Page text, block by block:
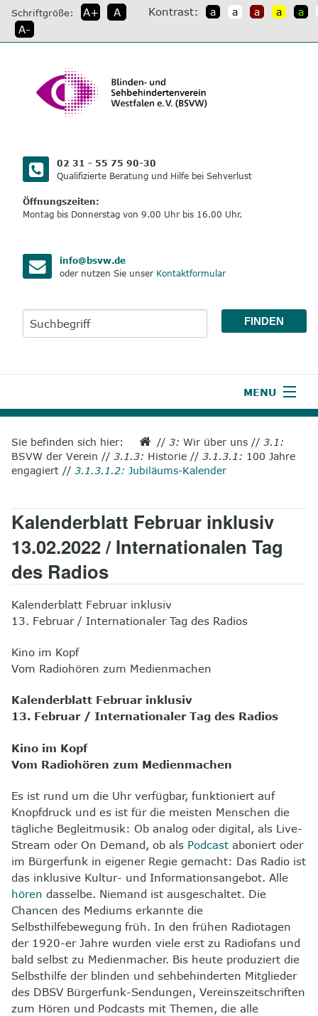
direkt
zum
Inhalt
Schriftgröße: A+
A
A-
Kontrast: a a a a a
02 31 - 55 75 90-30
Qualifizierte Beratung und Hilfe bei Sehverlust
Öffnungszeiten:
Montag bis Donnerstag von 9.00 Uhr bis 16.00 Uhr.
info@bsvw.de
oder nutzen Sie unser Kontaktformular
MENU
2
Aktuelles
4
Unsere Leistungen
5
Wissenswertes
6
Unterstützen
7
Presse
8
Kontakt
Sie befinden sich hier: //3:Wir über uns //3.1:
BSVW der Verein //3.1.3: Historie //3.1.3.1: 100 Jahre
engagiert //3.1.3.1.2: Jubiläums-Kalender
Kalenderblatt Februar inklusiv
13.02.2022 / Internationalen Tag
des Radios
Kalenderblatt Februar inklusiv
13. Februar / Internationaler Tag des Radios
Kino im Kopf
Vom Radiohören zum Medienmachen
Kalenderblatt Februar inklusiv
13. Februar / Internationaler Tag des Radios
Kino im Kopf
Vom Radiohören zum Medienmachen
Es ist rund um die Uhr verfügbar, funktioniert auf
Knopfdruck und es ist für die meisten Menschen die
tägliche Begleitmusik: Ob analog oder digital, als Live-
Stream oder On Demand, ob als Podcast aboniert oder
im Bürgerfunk in eigener Regie gemacht: Das Radio ist
das inklusive Kultur- und Informationsangebot. Alle
hören dasselbe. Niemand ist ausgeschaltet. Die
Chancen des Mediums erkannte die
Selbsthilfebewegung früh. In den frühen Radiotagen
der 1920-er Jahre wurden viele erst zu Radiofans und
bald selbst zu Medienmacher. Bis heute produziert die
Selbsthilfe der blinden und sehbehinderten Mitglieder
des DBSV Bürgerfunk-Sendungen, Vereinszeitschriften
zum Hören und Podcasts mit Themen, die alle